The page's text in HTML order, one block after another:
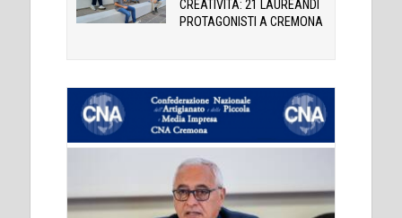
CREATIVITÀ: 21 LAUREANDI
PROTAGONISTI A CREMONA